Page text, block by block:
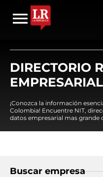
DIRECTORIO
EMPRESARIAL
¡Conozca la información
Colombia! Encuentre NIT,
datos empresarial mas grande
Buscar empresa